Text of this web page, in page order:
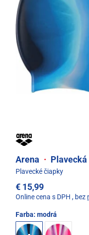
Arena ·
Plavecké čiapky
€ 15,99
Online cena s DPH , bez
Farba: modrá